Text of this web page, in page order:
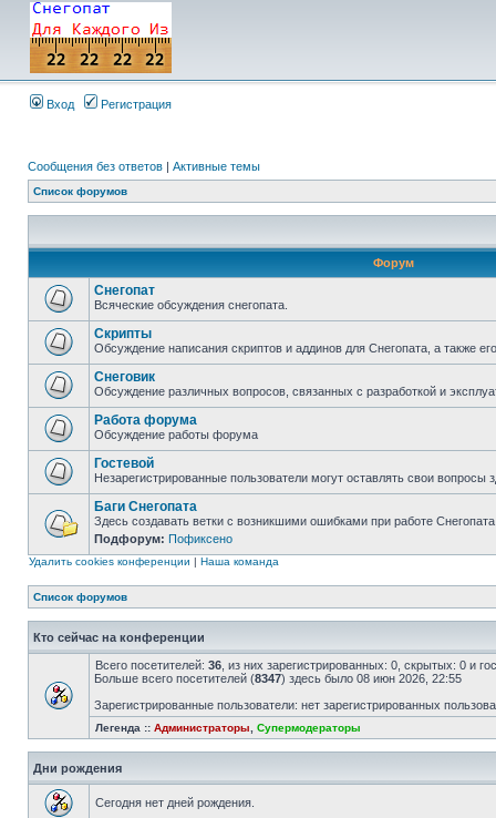
Вход Регистрация
Сообщения без ответов | Активные темы
Список форумов
Форум
Снегопат
Всяческие обсуждения снегопата.
Скрипты
Обсуждение написания скриптов и аддинов для Снегопата, а также
Снеговик
Обсуждение различных вопросов, связанных с разработкой и
Работа форума
Обсуждение работы форума
Гостевой
Незарегистрированные пользователи могут оставлять свои вопросы
Баги Снегопата
Здесь создавать ветки с возникшими ошибками при работе
Подфорум: Пофиксено
Удалить cookies конференции | Наша команда
Список форумов
Кто сейчас на конференции
Всего посетителей: 36 , из них зарегистрированных: 0, скрытых: 0 и
Больше всего посетителей (8347) здесь было 08 июн 2026, 22:55
Зарегистрированные пользователи: нет зарегистрированных
Легенда :: Администраторы Супермодераторы
Дни рождения
Сегодня нет дней рождения.